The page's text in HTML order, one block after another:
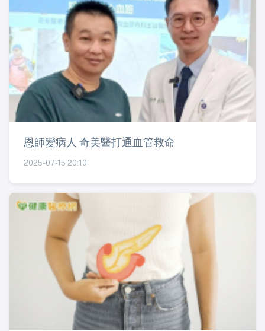
恩師變病人 奇美醫打通血管救命
2025-07-15 20:10